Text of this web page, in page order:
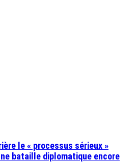
le « processus sérieux »
bataille diplomatique encore